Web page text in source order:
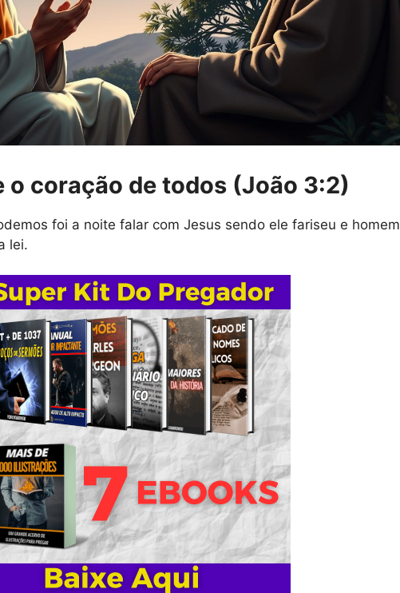
o coração de todos (João 3:2)
foi a noite falar com Jesus sendo ele fariseu e homem
lei.